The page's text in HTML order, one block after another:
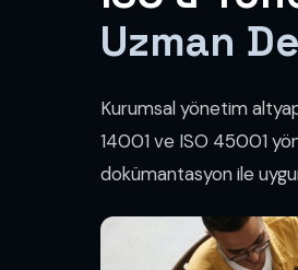
Uzman
Kurumsal yönetim
14001 ve ISO 45001
dokümantasyon ile